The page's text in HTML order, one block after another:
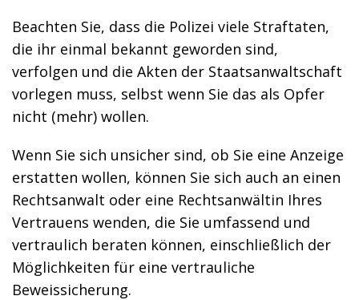
Beachten Sie, dass die Polizei viele Straftaten,
die ihr einmal bekannt geworden sind,
verfolgen und die Akten der Staatsanwaltschaft
vorlegen muss, selbst wenn Sie das als Opfer
nicht (mehr) wollen.
Wenn Sie sich unsicher sind, ob Sie eine Anzeige
erstatten wollen, können Sie sich auch an einen
Rechtsanwalt oder eine Rechtsanwältin Ihres
Vertrauens wenden, die Sie umfassend und
vertraulich beraten können, einschließlich der
Möglichkeiten für eine vertrauliche
Beweissicherung.